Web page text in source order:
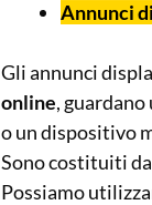
Annunci
Gli annunci
online, guardano
o un dispositivo
Sono costituiti da
Possiamo